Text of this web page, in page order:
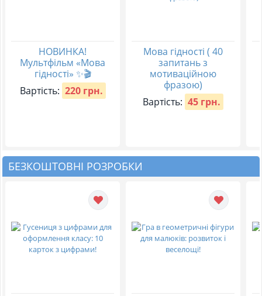
НОВИНКА!
Мультфільм «Мова
гідності» ✨🎬
Вартість: 220 грн.
Мова гідності ( 40
запитань з
мотиваційною
фразою)
Вартість: 45 грн.
БЕЗКОШТОВНІ РОЗРОБКИ